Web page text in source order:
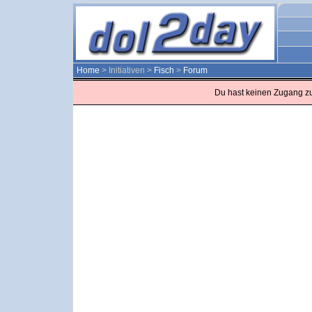
Home > Initiativen > Fisch > Forum
Du hast keinen Zugang